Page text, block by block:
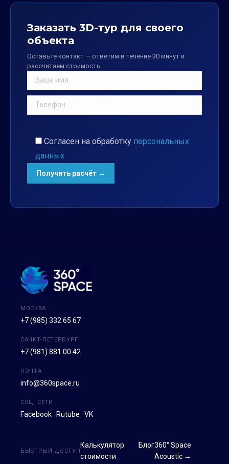
Заказать 3D-тур для своего
объекта
Оставьте контакт — ответим в течение 30 минут и
рассчитаем стоимость
Согласен на обработку персональных
данных
МОСКВА
+7 (985) 332 65 67
САНКТ-ПЕТЕРБУРГ
+7 (981) 881 00 42
ПОЧТА
info@360space.ru
СОЦ. СЕТИ
Facebook · Rutube · VK
БЫСТРЫЙ ДОСТУП
Калькулятор
стоимости
Блог360° Space
Acoustic →